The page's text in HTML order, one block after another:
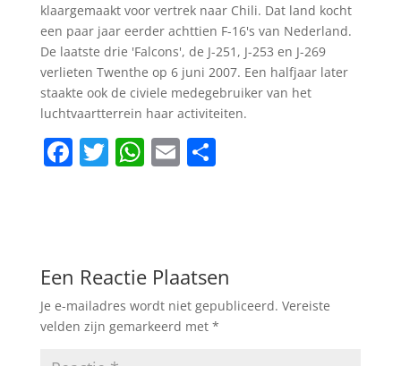
klaargemaakt voor vertrek naar Chili. Dat land kocht
een paar jaar eerder achttien F-16's van Nederland.
De laatste drie 'Falcons', de J-251, J-253 en J-269
verlieten Twenthe op 6 juni 2007. Een halfjaar later
staakte ook de civiele medegebruiker van het
luchtvaartterrein haar activiteiten.
F
b
o
o
T W
A
p
p
E D
Een Reactie Plaatsen
Je e-mailadres wordt niet gepubliceerd. Vereiste
velden zijn gemarkeerd met *